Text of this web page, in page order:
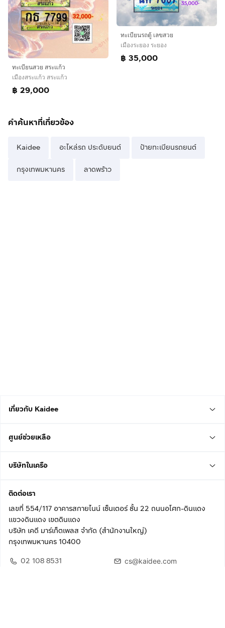
ทะเบียนสวย สระแก้ว
เมืองสระแก้ว สระแก้ว
฿ 29,000
ทะเบียนรถตู้ เลขสวย
เมืองระยอง ระยอง
฿ 35,000
คำค้นหาที่เกี่ยวข้อง
Kaidee อะไหล่รถ ประดับยนต์ ป้ายทะเบียนรถยนต์
กรุงเทพมหานคร ลาดพร้าว
เกี่ยวกับ Kaidee
ศูนย์ช่วยเหลือ
บริษัทในเครือ
ติดต่อเรา
เลขที่ 554/117 อาคารสกายไนน์ เซ็นเตอร์ ชั้น 22 ถนนอโศก-ดินแดง
แขวงดินแดง เขตดินแดง
บริษัท เคดี มาร์เก็ตเพลส จำกัด (สำนักงานใหญ่)
กรุงเทพมหานคร 10400
02 108 8531
cs@kaidee.com